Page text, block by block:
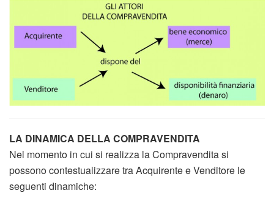
LA DINAMICA DELLA COMPRAVENDITA
Nel momento in cui si realizza la Compravendita si
possono contestualizzare tra Acquirente e Venditore le
seguenti dinamiche: